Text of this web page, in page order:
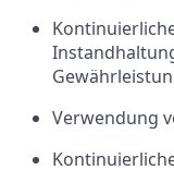
Verwendung